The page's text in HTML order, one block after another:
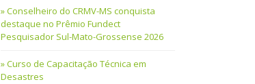
Conselheiro do CRMV-MS conquista
destaque no Prêmio Fundect
Pesquisador Sul-Mato-Grossense 2026
Curso de Capacitação Técnica em
Desastres